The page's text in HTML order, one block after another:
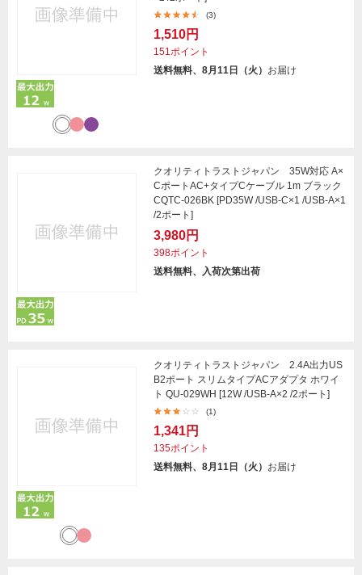
(3)
1,510円
151ポイント
送料無料、8月11日（火） お届け
クオリティトラストジャパン 35W対応 A×
CポートAC+タイプCケーブル 1m ブラック
CQTC-026BK [PD35W /USB-C×1 /USB-A×1
/2ポート]
3,980円
398ポイント
送料無料、入荷次第出荷
クオリティトラストジャパン 2.4A出力US
B2ポート スリムタイプACアダプタ ホワイ
ト QU-029WH [12W /USB-A×2 /2ポート]
(1)
1,341円
135ポイント
送料無料、8月11日（火） お届け